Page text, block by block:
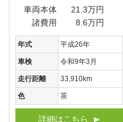
車両本体
21.3万円
諸費用
8.6万円
年式 平成26年
車検 令和9年3月
走行距離 33,910km
色 茶
詳細はこちら